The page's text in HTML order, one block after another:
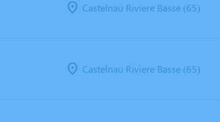
Castelnau Riviere Basse (65)
Castelnau Riviere Basse (65)